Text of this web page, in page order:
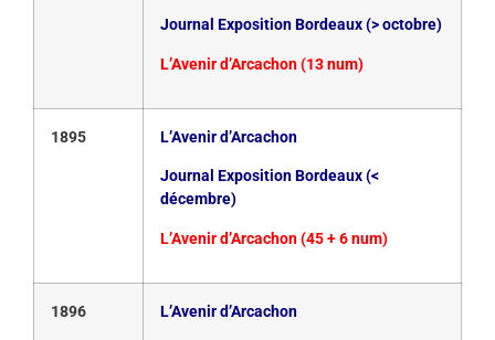
Journal Exposition Bordeaux (> octobre)
L’Avenir d’Arcachon (13 num)
1895 L’Avenir d’Arcachon
Journal Exposition Bordeaux (<
décembre)
L’Avenir d’Arcachon (45 + 6 num)
1896 L’Avenir d’Arcachon